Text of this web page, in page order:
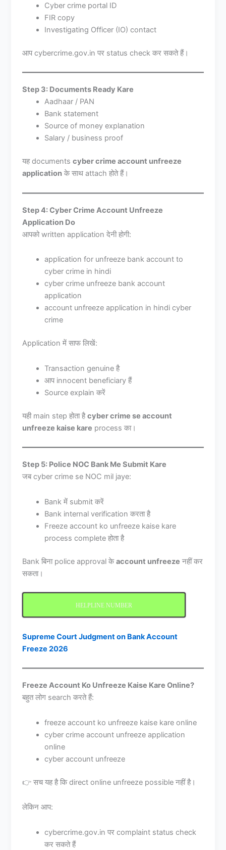
Cyber crime portal ID
FIR copy
Investigating Officer (IO) contact
आप cybercrime.gov.in पर status check कर सकते हैं।
Step 3: Documents Ready Kare
Aadhaar / PAN
Bank statement
Source of money explanation
Salary / business proof
यह documentscyber crime account unfreeze
application के साथ attach होते हैं।
Step 4: Cyber Crime Account Unfreeze
Application Do
आपको written application देनी होगी:
application for unfreeze bank account to
cyber crime in hindi
cyber crime unfreeze bank account
application
account unfreeze application in hindi cyber
crime
Application में साफ लिखें:
Transaction genuine है
आप innocent beneficiary हैं
Source explain करें
यही main step होता हैcyber crime se account
unfreeze kaise kare process का।
Step 5: Police NOC Bank Me Submit Kare
जब cyber crime se NOC mil jaye:
Bank में submit करें
Bank internal verification करता है
Freeze account ko unfreeze kaise kare
process complete होता है
Bank बिना police approval केaccount unfreeze नहीं कर
सकता।
HELPLINE NUMBER
Supreme Court Judgment on Bank Account
Freeze 2026
Freeze Account Ko Unfreeze Kaise Kare Online?
बहुत लोग search करते हैं:
freeze account ko unfreeze kaise kare online
cyber crime account unfreeze application
online
cyber account unfreeze
👉 सच यह है कि direct online unfreeze possible नहीं है।
लेकिन आप:
cybercrime.gov.in पर complaint status check
कर सकते हैं